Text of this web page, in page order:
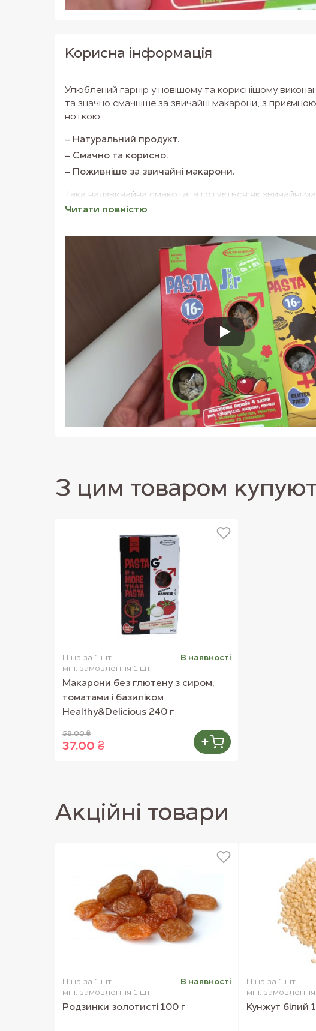
Корисна iнформацiя
Читати повнiстю
Улюблений гарнір у новішому та кориснішому
та значно смачніше за звичайні макарони, з
ноткою.
Натуральний продукт.
Смачно та корисно.
Поживніше за звичайні макарони.
Така надзвичайна смакота, а готується як звичайні
Просто відваріть, додайте масло чи соус та
З цим товаром
Ціна за 1 шт.
мін. замовлення 1 шт.
В наявностi
Макарони без глютену з сиром,
томатами і базиліком
Healthy&Delicious 240 г
58.00 ₴
37.00 ₴
Акцiйнi товари
Ціна за 1 шт.
мін. замовлення 1 шт.
В наявностi
Родзинки золотисті 100 г
Ціна за 1 шт.
мін. замовлення
Кунжут білий